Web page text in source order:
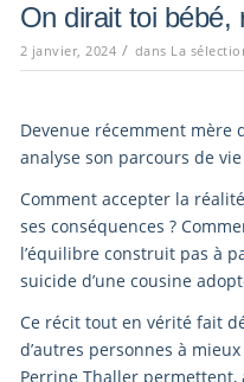
On dirait toi bébé,
2 janvier, 2024 / dans La
Devenue récemment mère
analyse son parcours de
Comment accepter la
ses conséquences ?
l’équilibre construit pas à
suicide d’une cousine
Ce récit tout en vérité fait
d’autres personnes à
Perrine Thaller permettent,